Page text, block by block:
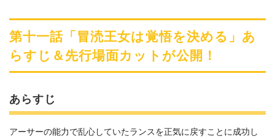
第十一話「冒涜王女は覚悟を決める」あ
らすじ＆先行場面カットが公開！
あらすじ
アーサーの能力で乱心していたランスを正気に戻すことに成功し